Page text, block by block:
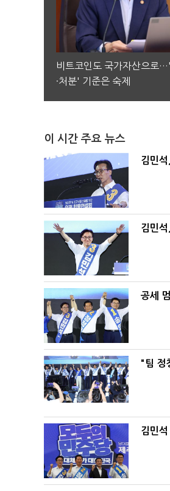
비트코인도 국가자산으로
·처분' 기준은 숙제
이 시간 주요 뉴스
김민
김민
공세
"팀 정
김민